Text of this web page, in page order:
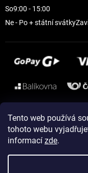
Tento web používá
tohoto webu
informací zde.
So9:00 - 15:00
Ne - Po + státní svátky
Instagram